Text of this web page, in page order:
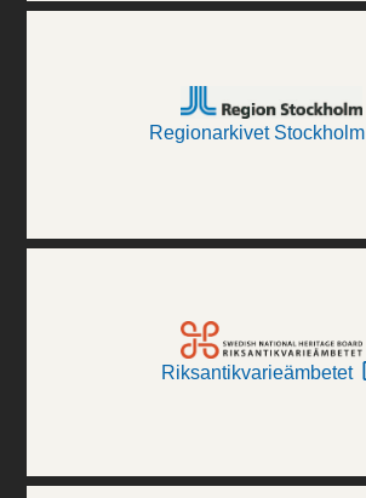
Regionarkivet Stockholm
Riksantikvarieämbetet